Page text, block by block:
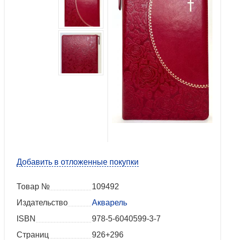
Добавить в отложенные покупки
Товар №
109492
Издательство
Акварель
ISBN
978-5-6040599-3-7
Страниц
926+296